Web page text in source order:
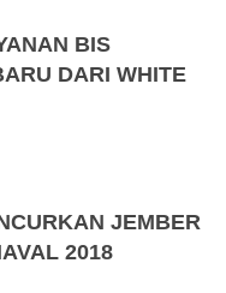
BIS
DARI WHITE
JEMBER
2018